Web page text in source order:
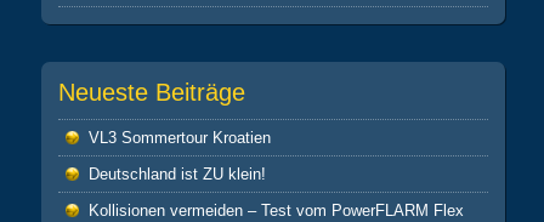
Neueste Beiträge
VL3 Sommertour Kroatien
Deutschland ist ZU klein!
Kollisionen vermeiden – Test vom PowerFLARM Flex